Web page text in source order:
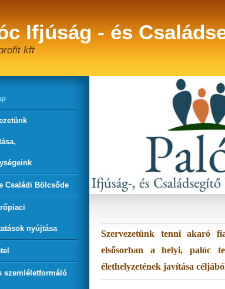
Ifjúság - és
kft
Szervezetünk tenni akaró
elsősorban a helyi, palóc
élethelyzetének javítása
Családi Bölcsőde
nyújtása
szemléletformáló